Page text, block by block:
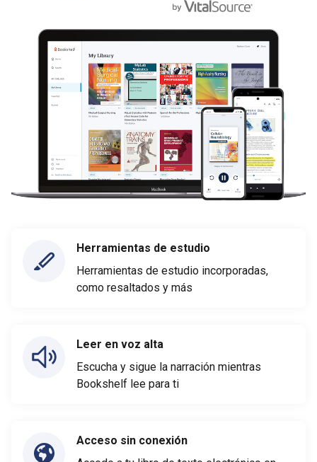
Herramientas de estudio
Herramientas de estudio incorporadas,
como resaltados y más
Leer en voz alta
Escucha y sigue la narración mientras
Bookshelf lee para ti
Acceso sin conexión